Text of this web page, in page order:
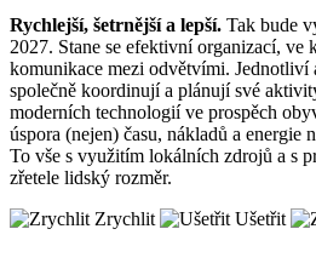
Rychlejší, šetrnější a lepší. Tak bude
2027. Stane se efektivní organizací, ve
komunikace mezi odvětvími. Jednotliví
společně koordinují a plánují své
moderních technologií ve prospěch
úspora (nejen) času, nákladů a energie
To vše s využitím lokálních zdrojů a s
zřetele lidský rozměr.
Zrychlit
Ušetřit